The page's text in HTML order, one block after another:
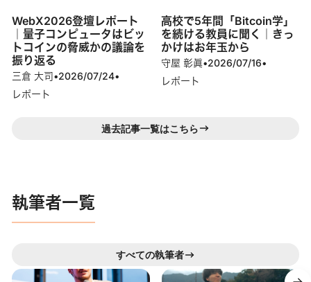
WebX2026登壇レポート
｜量子コンピュータはビッ
トコインの脅威かの議論を
振り返る
三倉 大司•2026/07/24•
レポート
高校で5年間「Bitcoin学」
を続ける教員に聞く｜きっ
かけはお年玉から
守屋 彰眞•2026/07/16•
レポート
過去記事一覧はこちら
執筆者一覧
すべての執筆者